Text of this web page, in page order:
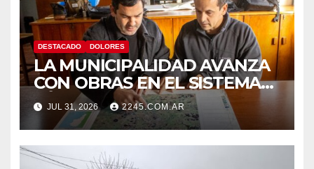
DESTACADO DOLORES
LA MUNICIPALIDAD AVANZA
CON OBRAS EN EL SISTEMA
HÍDRICO DE DOLORES
JUL 31, 2026 2245.COM.AR